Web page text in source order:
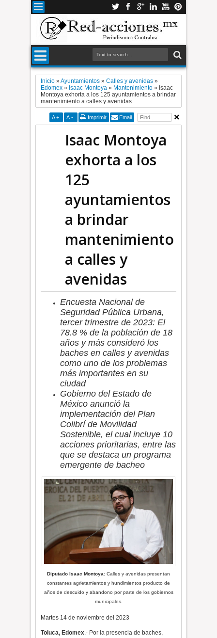
Inicio »Ayuntamientos »Calles y avenidas »
Edomex » Isaac Montoya » Mantenimiento » Isaac
Montoya exhorta a los 125 ayuntamientos a brindar
mantenimiento a calles y avenidas
A + A - Imprimir Email
Isaac Montoya
exhorta a los
125
ayuntamientos
a brindar
mantenimiento
a calles y
avenidas
Encuesta Nacional de
Seguridad Pública Urbana,
tercer trimestre de 2023: El
78.8 % de la población de 18
años y más consideró los
baches en calles y avenidas
como uno de los problemas
más importantes en su
ciudad
Gobierno del Estado de
México anunció la
implementación del Plan
Colibrí de Movilidad
Sostenible, el cual incluye 10
acciones prioritarias, entre las
que se destaca un programa
emergente de bacheo
Diputado Isaac Montoya: Calles y avenidas presentan
constantes agrietamientos y hundimientos producto de
años de descuido y abandono por parte de los gobiernos
municipales.
Martes 14 de noviembre del 2023
Toluca, Edomex.- Por la presencia de baches,